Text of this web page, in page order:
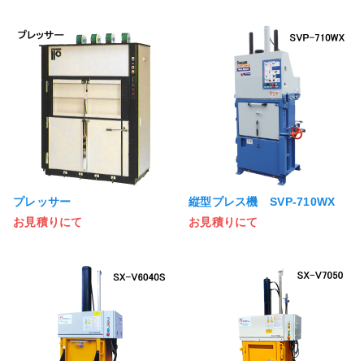
プレッサー
お見積りにて
縦型プレス機 SVP-710WX
お見積りにて